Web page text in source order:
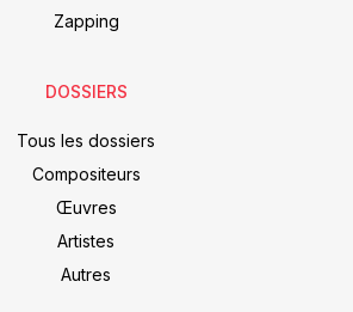
Zapping
DOSSIERS
Tous les dossiers
Compositeurs
Œuvres
Artistes
Autres